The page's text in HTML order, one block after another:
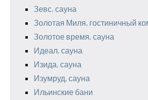
Зевс, сауна
Золотая Миля, гостиничный
Золотое время, сауна
Идеал, сауна
Изида, сауна
Изумруд, сауна
Ильинские бани